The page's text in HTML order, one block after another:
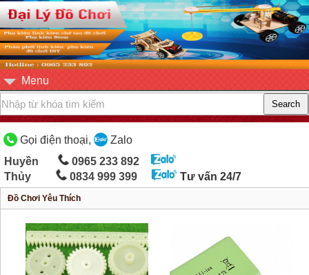
Menu
Gọi điện thoại,
Zalo
Huyền
0965 233 892
Thủy
0834 999 399 Tư vấn 24/7
Đồ Chơi Yêu Thích